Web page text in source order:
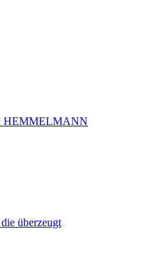
HEMMELMANN
überzeugt